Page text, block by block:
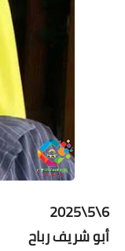
6\5\2025
أبو شريف رباح